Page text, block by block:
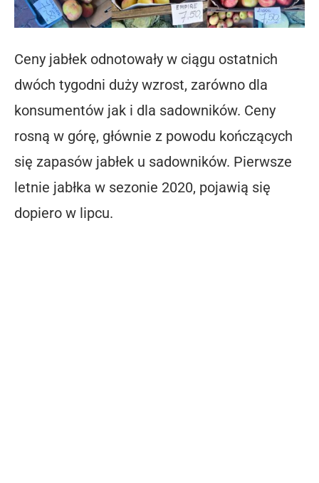
Ceny jabłek odnotowały w ciągu ostatnich
dwóch tygodni duży wzrost, zarówno dla
konsumentów jak i dla sadowników. Ceny
rosną w górę, głównie z powodu kończących
się zapasów jabłek u sadowników. Pierwsze
letnie jabłka w sezonie 2020, pojawią się
dopiero w lipcu.